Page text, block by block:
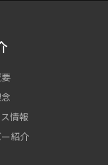
情報
紹介